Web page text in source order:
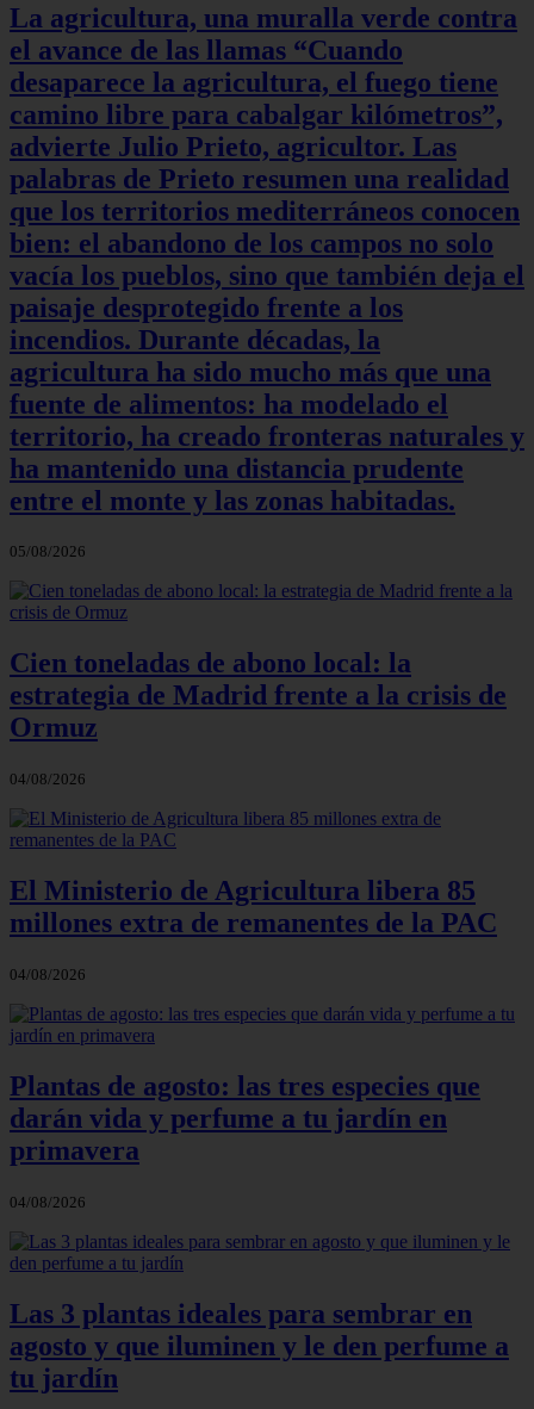
La agricultura, una muralla verde contra
el avance de las llamas “Cuando
desaparece la agricultura, el fuego tiene
camino libre para cabalgar kilómetros”,
advierte Julio Prieto, agricultor. Las
palabras de Prieto resumen una realidad
que los territorios mediterráneos conocen
bien: el abandono de los campos no solo
vacía los pueblos, sino que también deja el
paisaje desprotegido frente a los
incendios. Durante décadas, la
agricultura ha sido mucho más que una
fuente de alimentos: ha modelado el
territorio, ha creado fronteras naturales y
ha mantenido una distancia prudente
entre el monte y las zonas habitadas.
05/08/2026
Cien toneladas de abono local: la
estrategia de Madrid frente a la crisis de
Ormuz
04/08/2026
El Ministerio de Agricultura libera 85
millones extra de remanentes de la PAC
04/08/2026
Plantas de agosto: las tres especies que
darán vida y perfume a tu jardín en
primavera
04/08/2026
Las 3 plantas ideales para sembrar en
agosto y que iluminen y le den perfume a
tu jardín